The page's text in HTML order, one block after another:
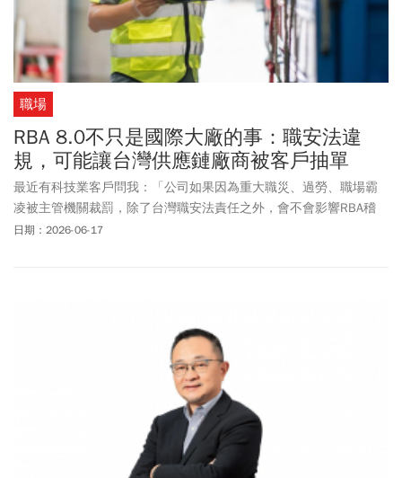
職場
RBA 8.0不只是國際大廠的事：職安法違
規，可能讓台灣供應鏈廠商被客戶抽單
最近有科技業客戶問我：「公司如果因為重大職災、過勞、職場霸
凌被主管機關裁罰，除了台灣職安法責任之外，會不會影響RBA稽
核？」我的答案是：不但會，而且影響可能比罰鍰本身更大。
日期：2026-06-17